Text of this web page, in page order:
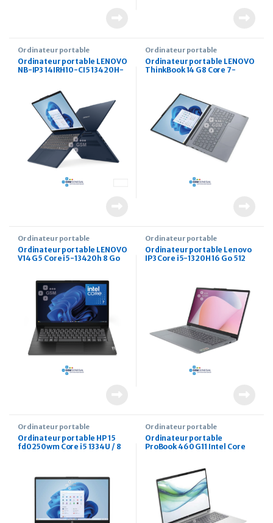
Ordinateur portable
Ordinateur portable LENOVO
NB-IP3 14IRH10-CI5 13420H-
Ordinateur portable
Ordinateur portable LENOVO
ThinkBook 14 G8 Core 7-
Ordinateur portable
Ordinateur portable LENOVO
V14 G5 Core i5-13420h 8 Go
Ordinateur portable
Ordinateur portable Lenovo
IP3 Core i5-1320H 16 Go 512
Ordinateur portable
Ordinateur portable HP 15
fd0250wm Core i5 1334U / 8
Ordinateur portable
Ordinateur portable
ProBook 460 G11 Intel Core